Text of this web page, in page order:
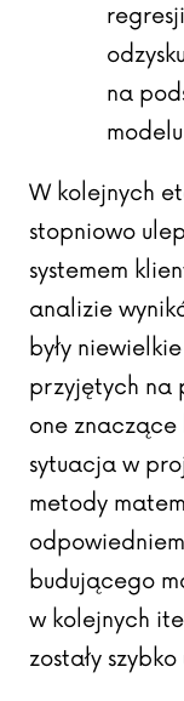
na
W kolejnych
stopniowo
systemem
analizie
były
przyjętych na
one znaczące
sytuacja w
metody
budującego
w kolejnych
zostały